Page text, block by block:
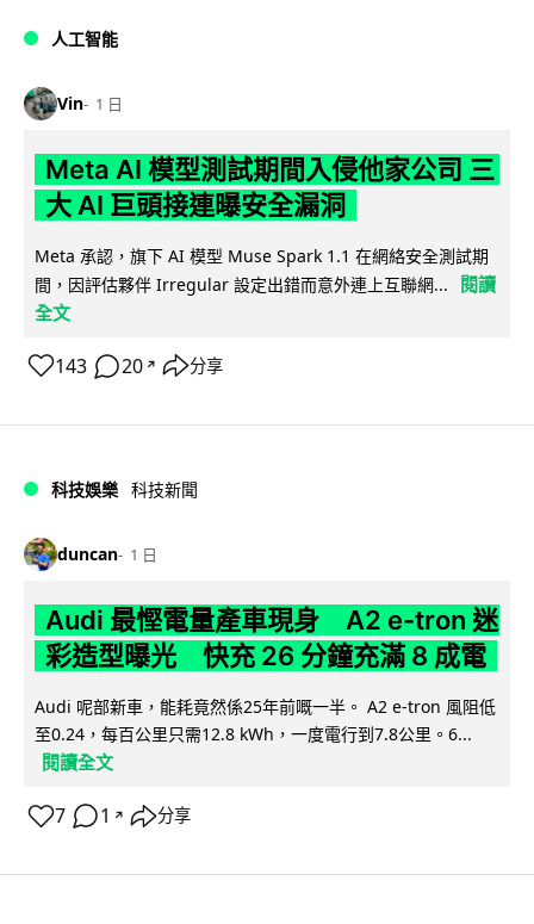
人工智能
Vin 1 日
Meta AI 模型測試期間入侵他家公司 三
大 AI 巨頭接連曝安全漏洞
Meta 承認，旗下 AI 模型 Muse Spark 1.1 在網絡安全測試期
間，因評估夥伴 Irregular 設定出錯而意外連上互聯網...
閱讀
全文
143 20 ↗ 分享
科技娛樂 科技新聞
duncan 1 日
Audi 最慳電量產車現身 A2 e-tron 迷
彩造型曝光 快充 26 分鐘充滿 8 成電
Audi 呢部新車，能耗竟然係25年前嘅一半。 A2 e-tron 風阻低
至0.24，每百公里只需12.8 kWh，一度電行到7.8公里。6...
閱讀全文
7 1 ↗ 分享